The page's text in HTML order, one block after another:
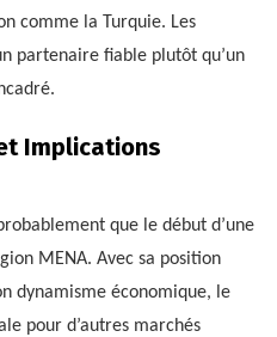
comme la Turquie. Les
partenaire fiable plutôt qu’un
Implications
que le début d’une
MENA. Avec sa position
dynamisme économique, le
pour d’autres marchés